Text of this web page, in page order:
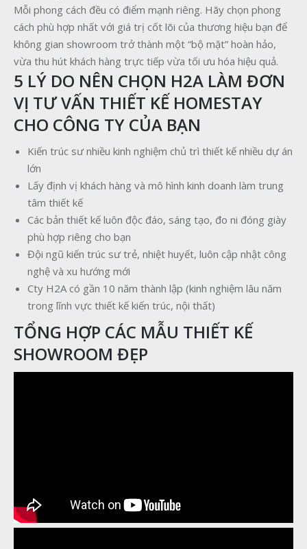
Mỗi phong cách đều có điểm mạnh riêng. Hãy chọn phong
cách phù hợp nhất với giá trị cốt lõi của thương hiệu bạn để
không gian showroom trở thành một “bộ mặt” hoàn hảo,
vừa thu hút khách hàng trực tiếp vừa tối ưu hóa hiệu quả.
5 LÝ DO NÊN CHỌN H2A LÀM ĐƠN
VỊ TƯ VẤN THIẾT KẾ HOMESTAY
CHO CÔNG TY CỦA BẠN
Kiến trúc sư nhiều kinh nghiệm chủ trì thiết kế nhiều dự án
lớn
Lấy định vị khách hàng và mô hình kinh doanh làm trung
tâm thiết kế
Các bản thiết kế luôn độc đáo, sáng tạo, đo ni đóng giày
phù hợp riêng cho bạn
Đội ngũ kiến trúc sư trẻ, nhiệt huyết, luôn cập nhật công
nghệ và xu hướng mới
Cty H2A có gần 10 năm thành lập (kinh nghiệm lâu năm
trong lĩnh vực thiết kế kiến trúc, nội thất)
TỔNG HỢP CÁC MẪU THIẾT KẾ
SHOWROOM ĐẸP